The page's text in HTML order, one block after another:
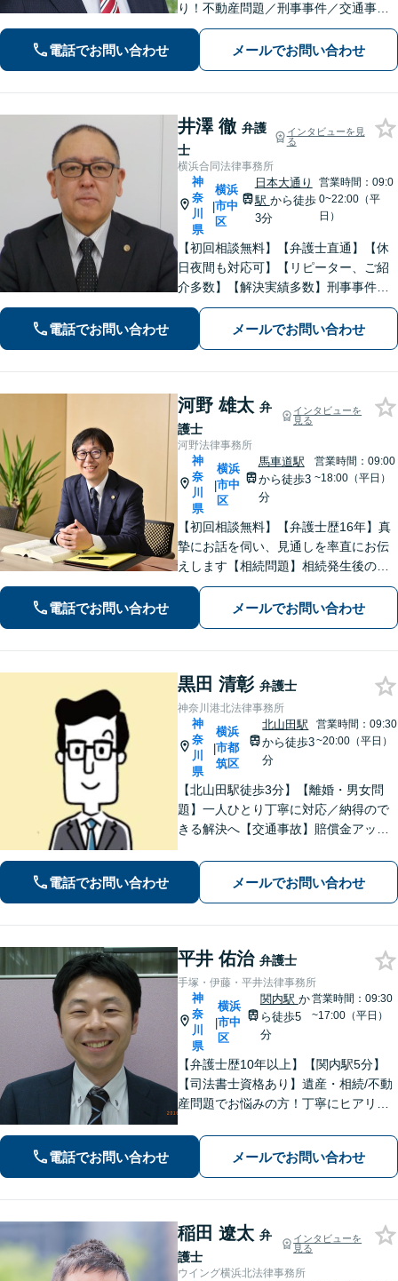
り！不動産問題／刑事事件／交通事故
／借金問題／労働問題／債権回収にも
注力。これまで培ったノウハウを最大
限に活かし、最善の解決へ尽力します
電話でお問い合わせ メールでお問い合わせ
井澤 徹 弁護
士
インタビューを見
る
横浜合同法律事務所
神
奈
川
県
|
横浜
市中
区
日本大通り
駅 から徒歩
3分
営業時間：09:0
0~22:00（平
日）
【初回相談無料】【弁護士直通】【休
日夜間も対応可】【リピーター、ご紹
介多数】【解決実績多数】刑事事件、
債務整理、離婚、相続など幅広く対
応。迅速な対応と丁寧なサポートに努
めます。
電話でお問い合わせ メールでお問い合わせ
河野 雄太 弁
護士
インタビューを
見る
河野法律事務所
神
奈
川
県
|
横浜
市中
区
馬車道駅
から徒歩3
分
営業時間：09:00
~18:00（平日）
【初回相談無料】【弁護士歴16年】真
摯にお話を伺い、見通しを率直にお伝
えします【相続問題】相続発生後のト
ラブルだけでなく、会社経営者などの
生前対策にも対応【交通事故】保険会
社とのやりとりはすべてお任せくださ
電話でお問い合わせ メールでお問い合わせ
黒田 清彰 弁護士
神奈川港北法律事務所
神
奈
川
県
|
横浜
市都
筑区
北山田駅
から徒歩3
分
営業時間：09:30
~20:00（平日）
【北山田駅徒歩3分】【離婚・男女問
題】一人ひとり丁寧に対応／納得ので
きる解決へ【交通事故】賠償金アップ
手続きはお任せ【借金・債務整理】手
続きはもちろん、再発防止策や今後の
生活のフォローも行います。
電話でお問い合わせ メールでお問い合わせ
平井 佑治 弁護士
手塚・伊藤・平井法律事務所
神
奈
川
県
|
横浜
市中
区
関内駅 か
ら徒歩5
分
営業時間：09:30
~17:00（平日）
【弁護士歴10年以上】【関内駅5分】
【司法書士資格あり】遺産・相続/不動
産問題でお悩みの方！丁寧にヒアリン
【関内駅徒歩5分】【初回面談無料】
【夜間/休日対応可能】
電話でお問い合わせ メールでお問い合わせ
稲田 遼太 弁
護士
インタビューを
見る
ウイング横浜北法律事務所